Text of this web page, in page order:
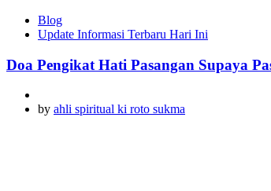
Blog
Update Informasi Terbaru Hari Ini
Doa Pengikat Hati Pasangan Supaya
by ahli spiritual ki roto sukma